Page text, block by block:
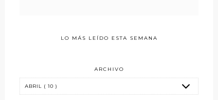
LO MÁS LEÍDO ESTA SEMANA
ARCHIVO